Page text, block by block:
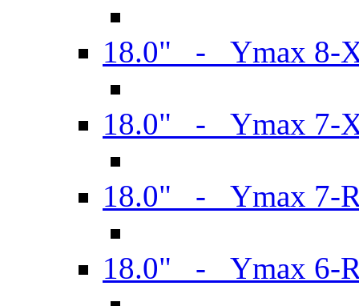
18.0" - Ymax 8-
18.0" - Ymax 7-
18.0" - Ymax 7-
18.0" - Ymax 6-